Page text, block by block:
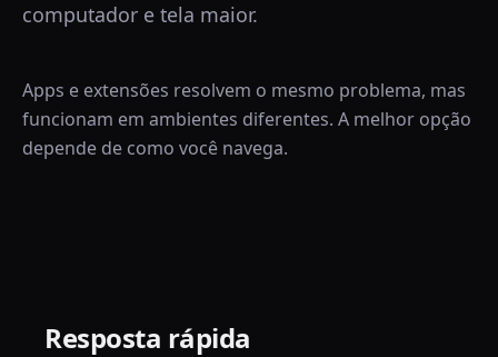
computador e tela maior.
Apps e extensões resolvem o mesmo problema, mas
funcionam em ambientes diferentes. A melhor opção
depende de como você navega.
Resposta rápida